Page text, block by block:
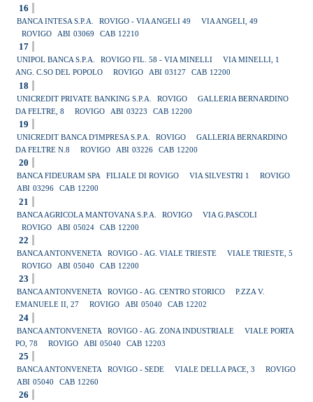
16
BANCA INTESA S.P.A. ROVIGO - VIA ANGELI 49
VIA ANGELI, 49
ROVIGO
ABI 03069 CAB 12210
17
UNIPOL BANCA S.P.A. ROVIGO FIL. 58 - VIA MINELLI
VIA MINELLI, 1
ANG. C.SO DEL POPOLO
ROVIGO ABI 03127 CAB 12200
18
UNICREDIT PRIVATE BANKING S.P.A. ROVIGO
GALLERIA BERNARDINO
DA FELTRE, 8
ROVIGO ABI 03223 CAB 12200
19
UNICREDIT BANCA D'IMPRESA S.P.A. ROVIGO
GALLERIA BERNARDINO
DA FELTRE N.8
ROVIGO ABI 03226 CAB 12200
20
BANCA FIDEURAM SPA FILIALE DI ROVIGO VIA SILVESTRI 1
ROVIGO
ABI 03296 CAB 12200
21
BANCA AGRICOLA MANTOVANA S.P.A. ROVIGO
VIA G.PASCOLI
ROVIGO
ABI 05024 CAB 12200
22
BANCA ANTONVENETA ROVIGO - AG. VIALE TRIESTE
VIALE TRIESTE, 5
ROVIGO
ABI 05040 CAB 12200
23
BANCA ANTONVENETA ROVIGO - AG. CENTRO STORICO
P.ZZA V.
EMANUELE II, 27
ROVIGO ABI 05040 CAB 12202
24
BANCA ANTONVENETA ROVIGO - AG. ZONA INDUSTRIALE
VIALE PORTA
PO, 78
ROVIGO ABI 05040 CAB 12203
25
BANCA ANTONVENETA ROVIGO - SEDE VIALE DELLA PACE, 3
ROVIGO
ABI 05040 CAB 12260
26